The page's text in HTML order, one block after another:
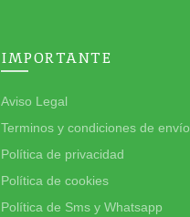
IMPORTANTE
Aviso Legal
Terminos y condiciones de envío
Política de privacidad
Política de cookies
Política de Sms y Whatsapp